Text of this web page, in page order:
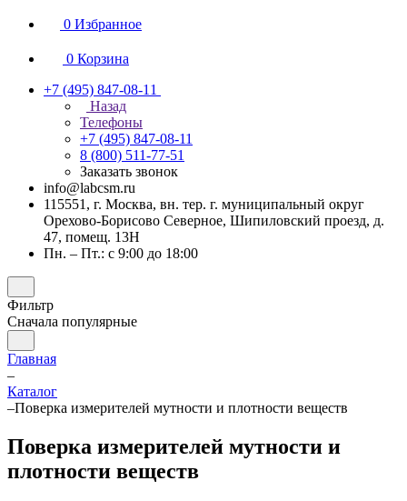
0 Избранное
0 Корзина
+7 (495) 847-08-11
Назад
Телефоны
+7 (495) 847-08-11
8 (800) 511-77-51
Заказать звонок
info@labcsm.ru
115551, г. Москва, вн. тер. г. муниципальный округ
Орехово-Борисово Северное, Шипиловский проезд, д.
47, помещ. 13Н
Пн. – Пт.: с 9:00 до 18:00
Фильтр
Сначала популярные
Главная
–
Каталог
–Поверка измерителей мутности и плотности веществ
Поверка измерителей мутности и
плотности веществ